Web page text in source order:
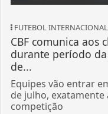
FUTEBOL INTERNACIONAL
CBF comunica aos
durante período
de...
Equipes vão entrar
de julho,
competição